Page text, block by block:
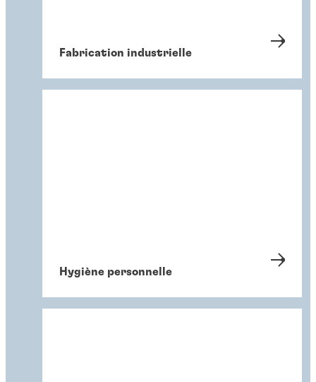
Fabrication industrielle
Hygiène personnelle